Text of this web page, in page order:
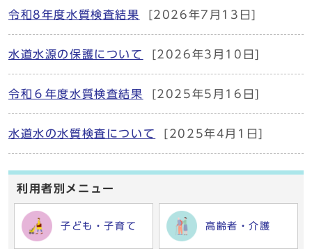
令和8年度水質検査結果 [2026年7月13日]
水道水源の保護について [2026年3月10日]
令和６年度水質検査結果 [2025年5月16日]
水道水の水質検査について [2025年4月1日]
利用者別メニュー
子ども・子育て 高齢者・介護